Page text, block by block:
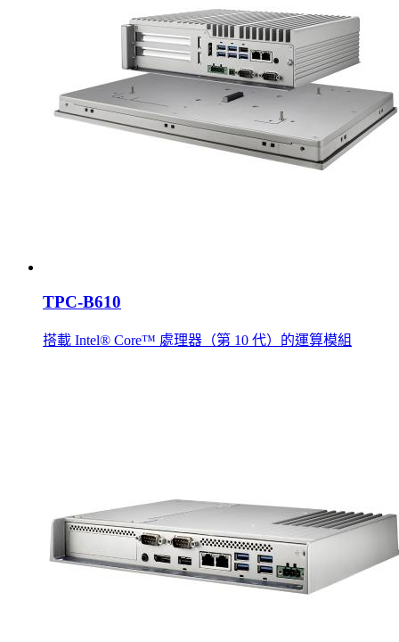
TPC-B610
搭載 Intel® Core™ 處理器（第 10 代）的運算模組